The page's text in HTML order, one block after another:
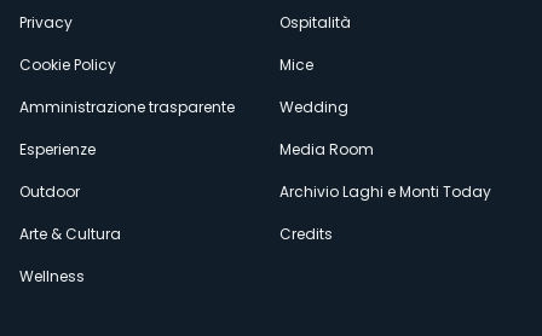
Privacy
Cookie Policy
Amministrazione trasparente
Esperienze
Outdoor
Arte & Cultura
Wellness
Ospitalità
Mice
Wedding
Media Room
Archivio Laghi e Monti Today
Credits